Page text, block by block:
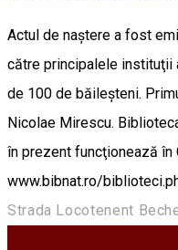
Actul de naştere a fost
către principalele instituţii
de 100 de băileşteni.
Nicolae Mirescu.
în prezent funcţionează în
www.bibnat.ro/
Strada Locotenent